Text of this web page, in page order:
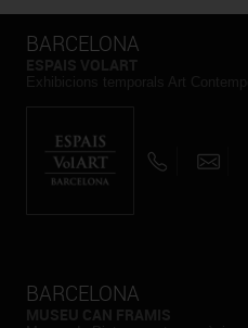
BARCELONA
BARCELONA